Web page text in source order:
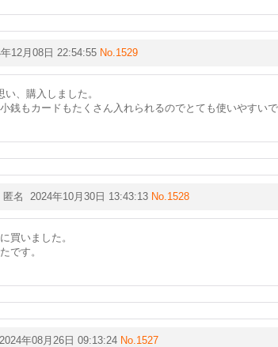
12月08日 22:54:55 No.1529
、購入しました。
銭もカードもたくさん入れられるのでとても使いやすい
匿名 2024年10月30日 13:43:13 No.1528
買いました。
です。
年08月26日 09:13:24 No.1527